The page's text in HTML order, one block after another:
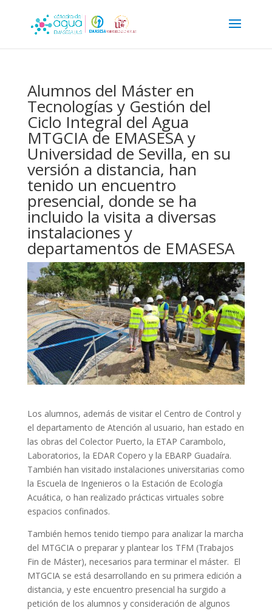
Alumnos del Máster en
Tecnologías y Gestión del
Ciclo Integral del Agua
MTGCIA de EMASESA y
Universidad de Sevilla, en su
versión a distancia, han
tenido un encuentro
presencial, donde se ha
incluido la visita a diversas
instalaciones y
departamentos de EMASESA
Los alumnos, además de visitar el Centro de Control y
el departamento de Atención al usuario, han estado en
las obras del Colector Puerto, la ETAP Carambolo,
Laboratorios, la EDAR Copero y la EBARP Guadaíra.
También han visitado instalaciones universitarias como
la Escuela de Ingenieros o la Estación de Ecología
Acuática, o han realizado prácticas virtuales sobre
espacios confinados.
También hemos tenido tiempo para analizar la marcha
del MTGCIA o preparar y plantear los TFM (Trabajos
Fin de Máster), necesarios para terminar el máster. El
MTGCIA se está desarrollando en su primera edición a
distancia, y este encuentro presencial ha surgido a
petición de los alumnos y consideración de algunos